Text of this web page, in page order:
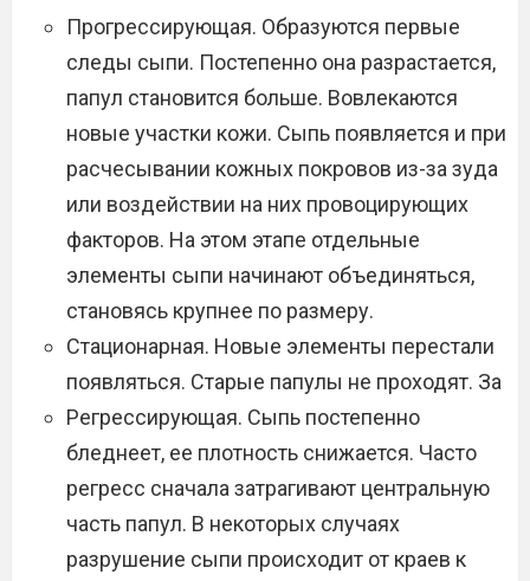
Прогрессирующая. Образуются первые
следы сыпи. Постепенно она разрастается,
папул становится больше. Вовлекаются
новые участки кожи. Сыпь появляется и при
расчесывании кожных покровов из-за зуда
или воздействии на них провоцирующих
факторов. На этом этапе отдельные
элементы сыпи начинают объединяться,
становясь крупнее по размеру.
Стационарная. Новые элементы перестали
появляться. Старые папулы не проходят. За
Регрессирующая. Сыпь постепенно
бледнеет, ее плотность снижается. Часто
регресс сначала затрагивают центральную
часть папул. В некоторых случаях
разрушение сыпи происходит от краев к